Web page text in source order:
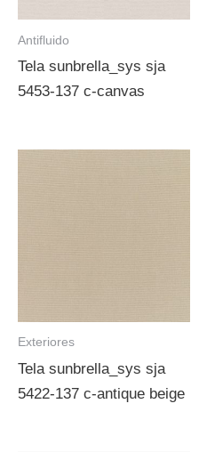
Antifluido
Tela sunbrella_sys sja
5453-137 c-canvas
Exteriores
Tela sunbrella_sys sja
5422-137 c-antique beige